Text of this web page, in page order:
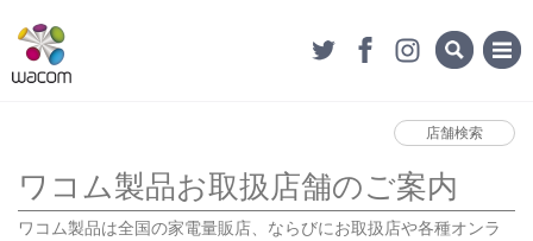
店舗検索
ワコム製品お取扱店舗のご案内
ワコム製品は全国の家電量販店、ならびにお取扱店や各種オンラ